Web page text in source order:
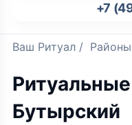
+7
Ваш Ритуал /
Бутырский